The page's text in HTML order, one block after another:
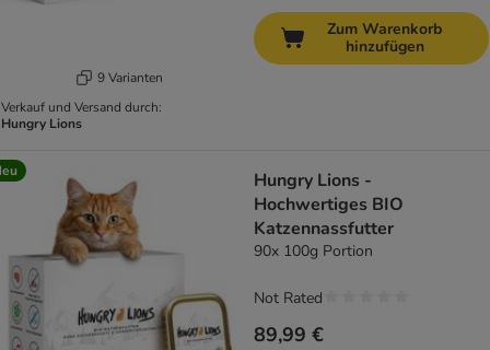
9 Varianten
Verkauf und Versand durch:
Hungry Lions
Zum Warenkorb
hinzufügen
Hungry Lions -
Hochwertiges BIO
Katzennassfutter
90x 100g Portion
89,99 €
Not Rated